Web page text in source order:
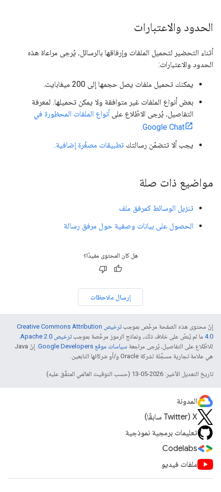
الحدود والاعتبارات
أثناء التحضير لتحميل الملفات وإرفاقها بالرسائل، يُرجى مراعاة هذه
الحدود والاعتبارات:
يمكنك تحميل ملفات يصل حجمها إلى 200 ميغابايت.
بعض أنواع الملفات غير متوافقة ولا يمكن تحميلها. لمعرفة
التفاصيل، يُرجى الاطّلاع علىأنواع الملفات المحظورة في
Google Chat
.
يجب ألا تتضمّن رسالتك تطبيقات مصغّرة إضافية.
مواضيع ذات صلة
تنزيل الوسائط كمرفق ملف
الحصول على بيانات وصفية حول مرفق رسالة
هل كان المحتوى مفيدًا؟
إرسال ملاحظات
إنّ محتوى هذه الصفحة مرخّص بموجب
ترخيص Creative Commons Attribution
4.0‏ ما لم يُنصّ على خلاف ذلك، ونماذج الرموز مرخّصة بموجبترخيص Apache 2.0‏
.
للاطّلاع على التفاصيل، يُرجى مراجعة سياسات موقع Google Developers‏
. إنّ Java
هي علامة تجارية مسجَّلة لشركة Oracle و/أو شركائها التابعين.
تاريخ التعديل الأخير: 2026-05-13 (حسب التوقيت العالمي المتفَّق عليه)
المدونة
‫X ‏(Twitter سابقًا)
تعليمات برمجية نموذجية
Codelabs
ملفات فيديو